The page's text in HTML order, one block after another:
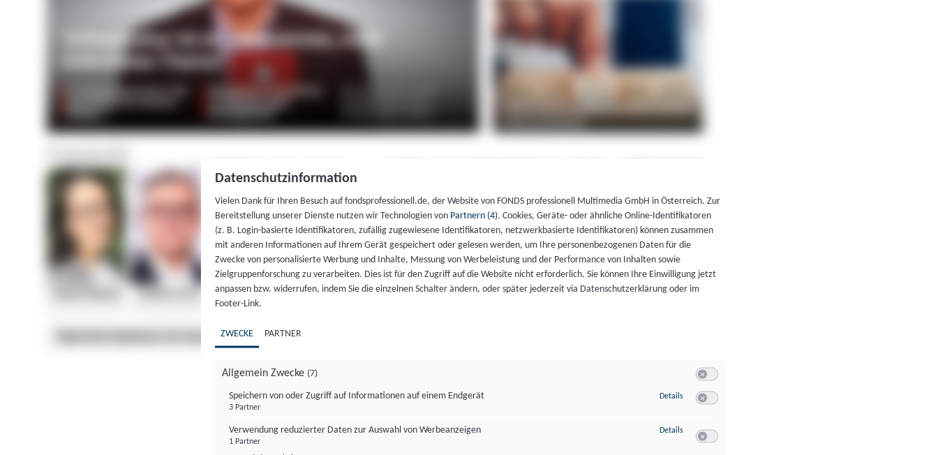
Datenschutzinformation
Vielen Dank für Ihren Besuch auf fondsprofessionell.de, der Website von FONDS professionell Multimedia GmbH in Österreich. Zur
Bereitstellung unserer Dienste nutzen wir Technologien von Partnern (4). Cookies, Geräte- oder ähnliche Online-Identifikatoren
(z. B. Login-basierte Identifikatoren, zufällig zugewiesene Identifikatoren, netzwerkbasierte Identifikatoren) können zusammen
mit anderen Informationen auf Ihrem Gerät gespeichert oder gelesen werden, um Ihre personenbezogenen Daten für die
Zwecke von personalisierte Werbung und Inhalte, Messung von Werbeleistung und der Performance von Inhalten sowie
Zielgruppenforschung zu verarbeiten. Dies ist für den Zugriff auf die Website nicht erforderlich. Sie können Ihre Einwilligung jetzt
anpassen bzw. widerrufen, indem Sie die einzelnen Schalter ändern, oder später jederzeit via Datenschutzerklärung oder im
Footer-Link.
ZWECKE PARTNER
Allgemein Zwecke (7)
Speichern von oder Zugriff auf Informationen auf einem Endgerät
3 Partner
Details zu Speichern von oder Zugriff auf Informationen auf einem Endgerät
Verwendung reduzierter Daten zur Auswahl von Werbeanzeigen
1 Partner
Details zu Verwendung reduzierter Daten zur Auswahl von Werbeanzeigen